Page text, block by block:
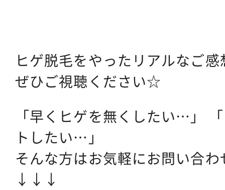
ヒゲ脱毛をやったリアルなご
ぜひご視聴ください☆
「早くヒゲを無くしたい…」
トしたい…」
そんな方はお気軽にお問い合
↓↓↓